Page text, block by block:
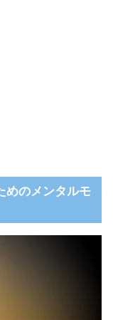
めのメンタルモ